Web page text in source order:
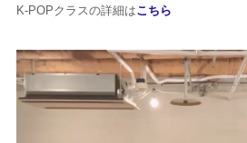
K-POPクラスの詳細はこちら